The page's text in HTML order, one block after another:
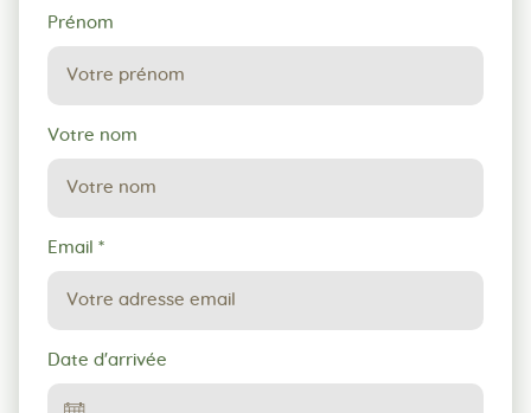
Demande
de
réservation
Prénom
Votre nom
Email *
Date d'arrivée